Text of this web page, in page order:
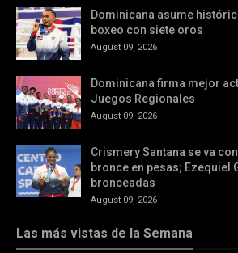
Dominicana asume
boxeo con siete oros
August 09, 2026
Dominicana firma mejor
Juegos Regionales
August 09, 2026
Crismery Santana se va
bronce en pesas; Ezequiel
bronceadas
August 09, 2026
Las más vistas de la Semana